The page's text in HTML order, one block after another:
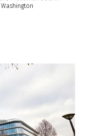
Washington